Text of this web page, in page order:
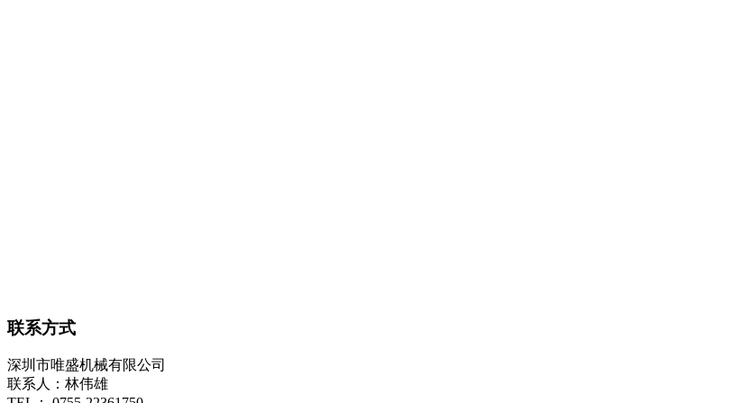
联系方式
深圳市唯盛机械有限公司
联系人：林伟雄